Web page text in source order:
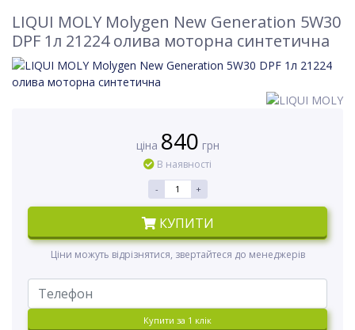
LIQUI MOLY Molygen New Generation 5W30
DPF 1л 21224 олива моторна синтетична
ціна 840 грн
В наявності
- +
КУПИТИ
Ціни можуть відрізнятися, звертайтеся до менеджерів
Купити за 1 клiк